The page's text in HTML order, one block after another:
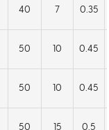
40 7 0.35
50 10 0.45
50 10 0.45
50 15 0.5